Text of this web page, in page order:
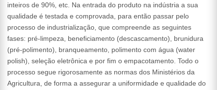
inteiros de 90%, etc. Na entrada do produto na indústria a sua
qualidade é testada e comprovada, para então passar pelo
processo de industrialização, que compreende as seguintes
fases: pré-limpeza, beneficiamento (descascamento), brunidura
(pré-polimento), branqueamento, polimento com água (water
polish), seleção eletrônica e por fim o empacotamento. Todo o
processo segue rigorosamente as normas dos Ministérios da
Agricultura, de forma a assegurar a uniformidade e qualidade do